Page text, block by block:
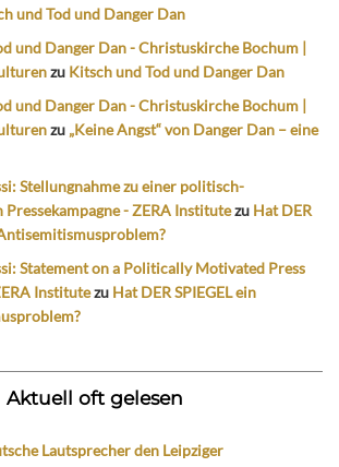
und Tod und Danger Dan
und Danger Dan - Christuskirche Bochum |
zu Kitsch und Tod und Danger Dan
und Danger Dan - Christuskirche Bochum |
zu „Keine Angst“ von Danger Dan – eine
Stellungnahme zu einer politisch-
- ZERA Institutezu Hat DER
Statement on a Politically Motivated Press
Institutezu Hat DER SPIEGEL ein
Aktuell oft gelesen
Lautsprecher den Leipziger